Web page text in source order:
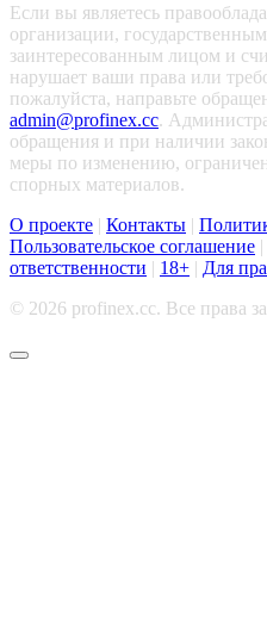
Если вы являетесь
организации,
заинтересованным лицом и
нарушает ваши права или
пожалуйста, направьте
admin@profinex.cc.
обращения и при наличии
меры по изменению,
спорных материалов.
О проекте | Контакты |
Пользовательское соглашение |
ответственности | 18+ | Для
© 2026 profinex.cc. Все права